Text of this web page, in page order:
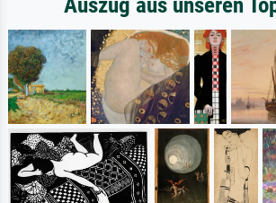
Auszug aus unseren